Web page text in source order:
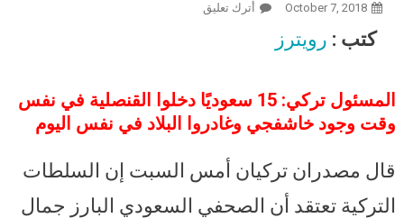
October 7, 2018 أترك تعليق
كتب : رويترز
المسئول تركي: 15 سعوديًا دخلوا القنصلية في نفس
وقت وجود خاشفجي وغادروا البلاد في نفس اليوم
قال مصدران تركيان أمس السبت إن السلطات
التركية تعتقد أن الصحفي السعودي البارز جمال